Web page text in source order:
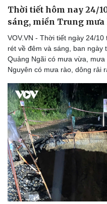
Thời tiết hôm nay 24/
sáng, miền Trung mưa
VOV.VN - Thời tiết ngày 24/
rét về đêm và sáng, ban
Quảng Ngãi có mưa vừa,
Nguyên có mưa rào, dông rải